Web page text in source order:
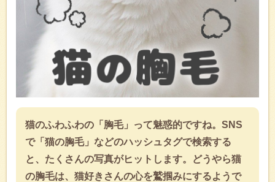
猫のふわふわの「胸毛」って魅惑的ですね。SNS
で「猫の胸毛」などのハッシュタグで検索する
と、たくさんの写真がヒットします。どうやら猫
の胸毛は、猫好きさんの心を鷲掴みにするようで